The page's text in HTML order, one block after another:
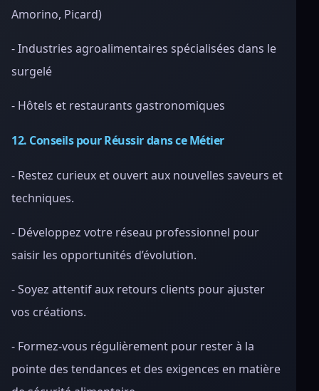
Amorino, Picard)
- Industries agroalimentaires spécialisées dans le
surgelé
- Hôtels et restaurants gastronomiques
12. Conseils pour Réussir dans ce Métier
- Restez curieux et ouvert aux nouvelles saveurs et
techniques.
- Développez votre réseau professionnel pour
saisir les opportunités d’évolution.
- Soyez attentif aux retours clients pour ajuster
vos créations.
- Formez-vous régulièrement pour rester à la
pointe des tendances et des exigences en matière